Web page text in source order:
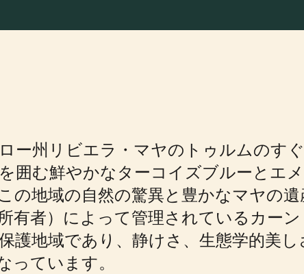
ー州リビエラ・マヤのトゥルムのす
囲む鮮やかなターコイズブルーとエ
の地域の自然の驚異と豊かなマヤの
有者）によって管理されているカー
護地域であり、静けさ、生態学的美
ています。